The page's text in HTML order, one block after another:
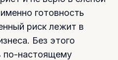
готовность
риск лежит в
Без этого
по-настоящему